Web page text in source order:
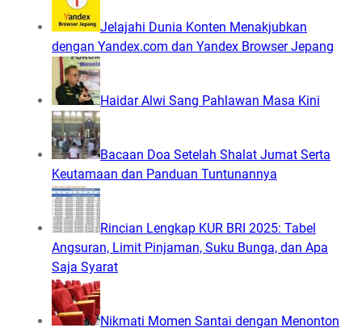
Jelajahi Dunia Konten Menakjubkan
dengan Yandex.com dan Yandex Browser Jepang
Haidar Alwi Sang Pahlawan Masa Kini
Bacaan Doa Setelah Shalat Jumat Serta
Keutamaan dan Panduan Tuntunannya
Rincian Lengkap KUR BRI 2025: Tabel
Angsuran, Limit Pinjaman, Suku Bunga, dan Apa
Saja Syarat
Nikmati Momen Santai dengan Menonton